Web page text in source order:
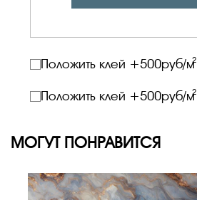
Положить клей +500руб/м2
Положить клей +500руб/м2
МОГУТ ПОНРАВИТСЯ